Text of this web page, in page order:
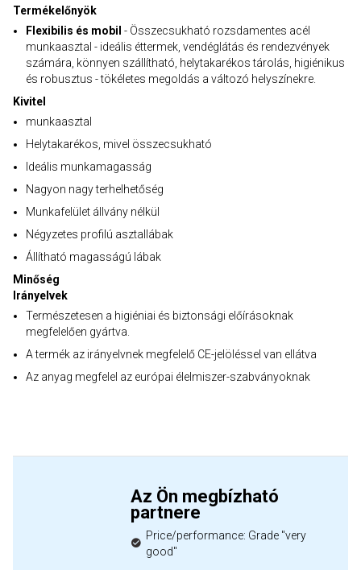
Termékelőnyök
Flexibilis és mobil - Összecsukható rozsdamentes acél
munkaasztal - ideális éttermek, vendéglátás és rendezvények
számára, könnyen szállítható, helytakarékos tárolás, higiénikus
és robusztus - tökéletes megoldás a változó helyszínekre.
Kivitel
munkaasztal
Helytakarékos, mivel összecsukható
Ideális munkamagasság
Nagyon nagy terhelhetőség
Munkafelület állvány nélkül
Négyzetes profilú asztallábak
Állítható magasságú lábak
Minőség
Irányelvek
Természetesen a higiéniai és biztonsági előírásoknak
megfelelően gyártva.
A termék az irányelvnek megfelelő CE-jelöléssel van ellátva
Az anyag megfelel az európai élelmiszer-szabványoknak
Az Ön megbízható
partnere
Price/performance: Grade "very
good"